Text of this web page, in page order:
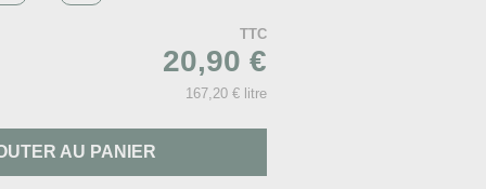
TTC
20,90 €
167,20 € litre
AU PANIER